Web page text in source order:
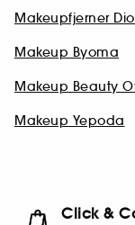
Makeupfjerner
Makeup Byoma
Makeup Beauty
Makeup Yepoda
Click &